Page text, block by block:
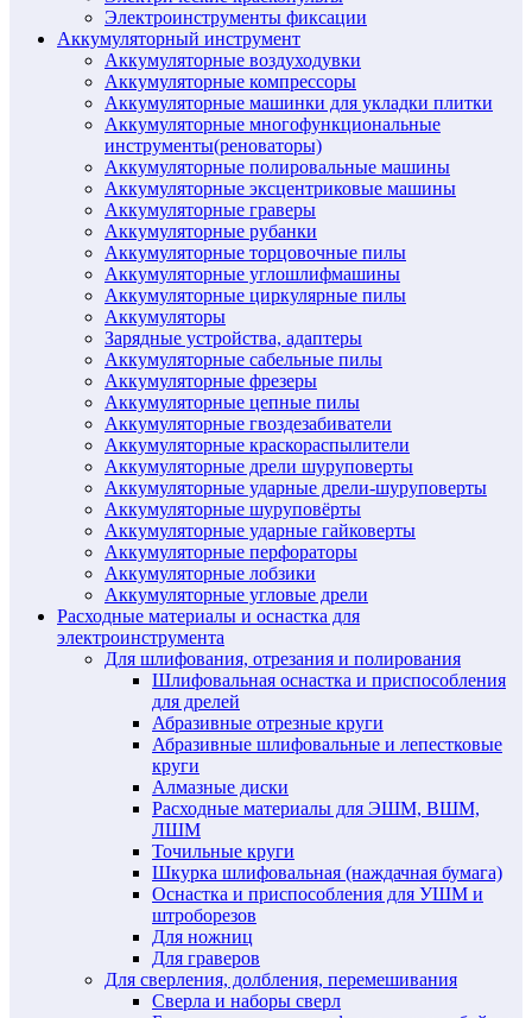
Электроинструменты фиксации
Аккумуляторный инструмент
Аккумуляторные воздуходувки
Аккумуляторные компрессоры
Аккумуляторные машинки для укладки плитки
Аккумуляторные многофункциональные
инструменты(реноваторы)
Аккумуляторные полировальные машины
Аккумуляторные эксцентриковые машины
Аккумуляторные граверы
Аккумуляторные рубанки
Аккумуляторные торцовочные пилы
Аккумуляторные углошлифмашины
Аккумуляторные циркулярные пилы
Аккумуляторы
Зарядные устройства, адаптеры
Аккумуляторные сабельные пилы
Аккумуляторные фрезеры
Аккумуляторные цепные пилы
Аккумуляторные гвоздезабиватели
Аккумуляторные краскораспылители
Аккумуляторные дрели шуруповерты
Аккумуляторные ударные дрели-шуруповерты
Аккумуляторные шуруповёрты
Аккумуляторные ударные гайковерты
Аккумуляторные перфораторы
Аккумуляторные лобзики
Аккумуляторные угловые дрели
Расходные материалы и оснастка для
электроинструмента
Для шлифования, отрезания и полирования
Шлифовальная оснастка и приспособления
для дрелей
Абразивные отрезные круги
Абразивные шлифовальные и лепестковые
круги
Алмазные диски
Расходные материалы для ЭШМ, ВШМ,
ЛШМ
Точильные круги
Шкурка шлифовальная (наждачная бумага)
Оснастка и приспособления для УШМ и
штроборезов
Для ножниц
Для граверов
Для сверления, долбления, перемешивания
Сверла и наборы сверл